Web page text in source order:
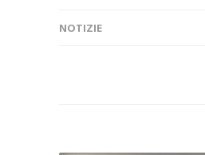
NOTIZIE